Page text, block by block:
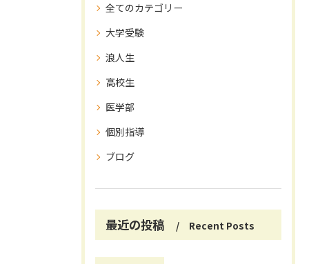
全てのカテゴリー
大学受験
浪人生
高校生
医学部
個別指導
ブログ
最近の投稿 Recent Posts